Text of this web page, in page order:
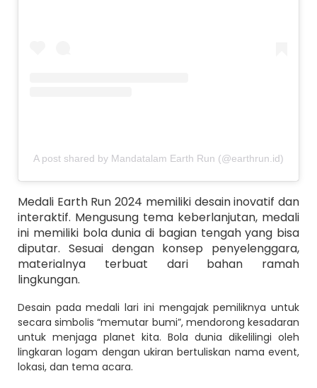
A post shared by Mandatalam Earth Run (@earthrun.id)
Medali Earth Run 2024 memiliki desain inovatif dan
interaktif. Mengusung tema keberlanjutan, medali
ini memiliki bola dunia di bagian tengah yang bisa
diputar. Sesuai dengan konsep penyelenggara,
materialnya terbuat dari bahan ramah
lingkungan.
Desain pada medali lari ini mengajak pemiliknya untuk
secara simbolis “memutar bumi”, mendorong kesadaran
untuk menjaga planet kita. Bola dunia dikelilingi oleh
lingkaran logam dengan ukiran bertuliskan nama event,
lokasi, dan tema acara.